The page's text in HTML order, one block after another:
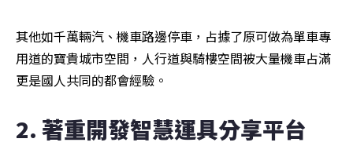
其他如千萬輛汽、機車路邊停車，占據了原可做為單車專
用道的寶貴城市空間，人行道與騎樓空間被大量機車占滿
更是國人共同的都會經驗。
2. 著重開發智慧運具分享平台